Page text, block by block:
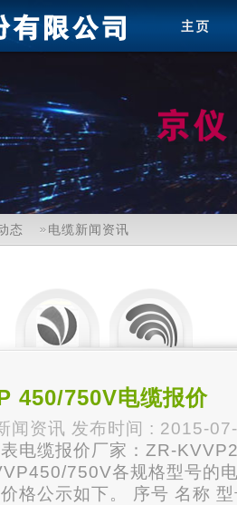
态 电缆新闻资讯
450/750V电缆报价
闻资讯 发布时间 : 2015-
电缆报价厂家：ZR-
750V各规格型号的
格公示如下。 序号 名称